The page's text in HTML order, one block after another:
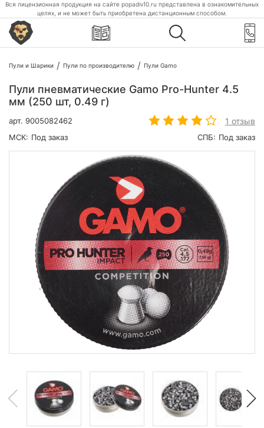
Вся лицензионная продукция на сайте popadiv10.ru представлена в ознакомительных
целях, и не может быть приобретена дистанционным способом.
Пули и Шарики Пули по производителю Пули Gamo
Пули пневматические Gamo Pro-Hunter 4.5
мм (250 шт, 0.49 г)
арт. 9005082462 1 отзыв
МСК: Под заказ СПБ: Под заказ